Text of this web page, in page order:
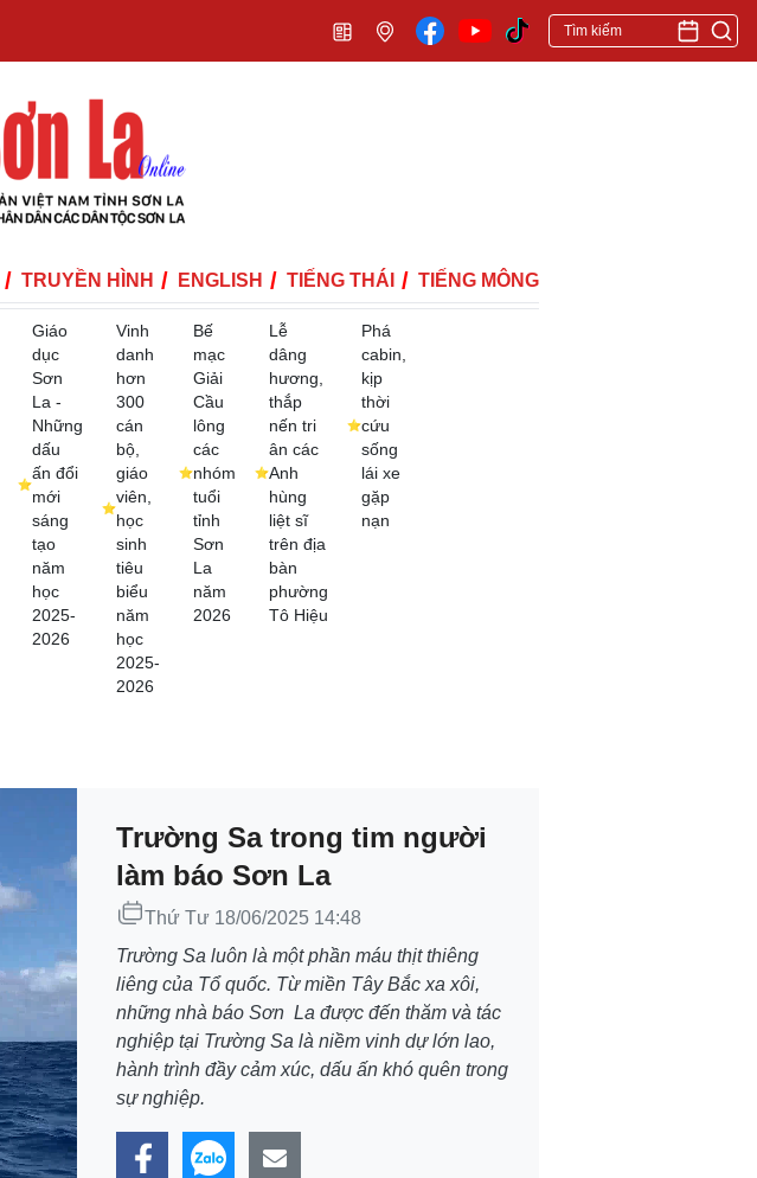
TRUYỀN HÌNH ENGLISH TIẾNG THÁI TIẾNG MÔNG
Giáo
dục
Sơn
La -
Những
dấu
ấn đổi
mới
sáng
tạo
năm
học
2025-
2026
Vinh
danh
hơn
300
cán
bộ,
giáo
viên,
học
sinh
tiêu
biểu
năm
học
2025-
2026
Bế
mạc
Giải
Cầu
lông
các
nhóm
tuổi
tỉnh
Sơn
La
năm
2026
Lễ
dâng
hương,
thắp
nến tri
ân các
Anh
hùng
liệt sĩ
trên địa
bàn
phường
Tô Hiệu
Phá
cabin,
kịp
thời
cứu
sống
lái xe
gặp
nạn
Trường Sa trong tim người
làm báo Sơn La
Thứ Tư 18/06/2025 14:48
Trường Sa luôn là một phần máu thịt thiêng
liêng của Tổ quốc. Từ miền Tây Bắc xa xôi,
những nhà báo Sơn La được đến thăm và tác
nghiệp tại Trường Sa là niềm vinh dự lớn lao,
hành trình đầy cảm xúc, dấu ấn khó quên trong
sự nghiệp.